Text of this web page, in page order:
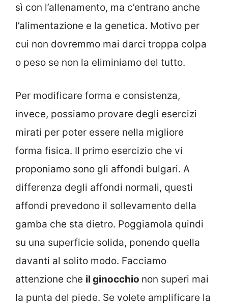
sì con l’allenamento, ma c’entrano anche
l’alimentazione e la genetica. Motivo per
cui non dovremmo mai darci troppa colpa
o peso se non la eliminiamo del tutto.
Per modificare forma e consistenza,
invece, possiamo provare degli esercizi
mirati per poter essere nella migliore
forma fisica. Il primo esercizio che vi
proponiamo sono gli affondi bulgari. A
differenza degli affondi normali, questi
affondi prevedono il sollevamento della
gamba che sta dietro. Poggiamola quindi
su una superficie solida, ponendo quella
davanti al solito modo. Facciamo
attenzione che il ginocchio non superi mai
la punta del piede. Se volete amplificare la